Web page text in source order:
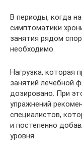
В периоды, когда
симптоматики
занятия рядом
необходимо.
Нагрузка, которая
занятий лечебной
дозировано. При
упражнений
специалистов,
и постепенно
уровня.